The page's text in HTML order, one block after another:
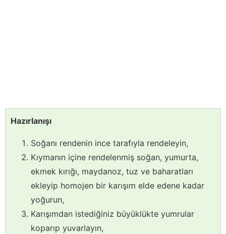
Hazırlanışı
Soğanı rendenin ince tarafıyla rendeleyin,
Kıymanın içine rendelenmiş soğan, yumurta,
ekmek kırığı, maydanoz, tuz ve baharatları
ekleyip homojen bir karışım elde edene kadar
yoğurun,
Karışımdan istediğiniz büyüklükte yumrular
koparıp yuvarlayın,